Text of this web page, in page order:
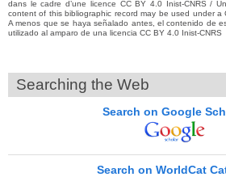
dans le cadre d’une licence CC BY 4.0 Inist-CNRS /
content of this bibliographic record may be used under a
A menos que se haya señalado antes, el contenido de
utilizado al amparo de una licencia CC BY 4.0 Inist-CNRS
Searching the Web
Search on Google
Search on WorldCat